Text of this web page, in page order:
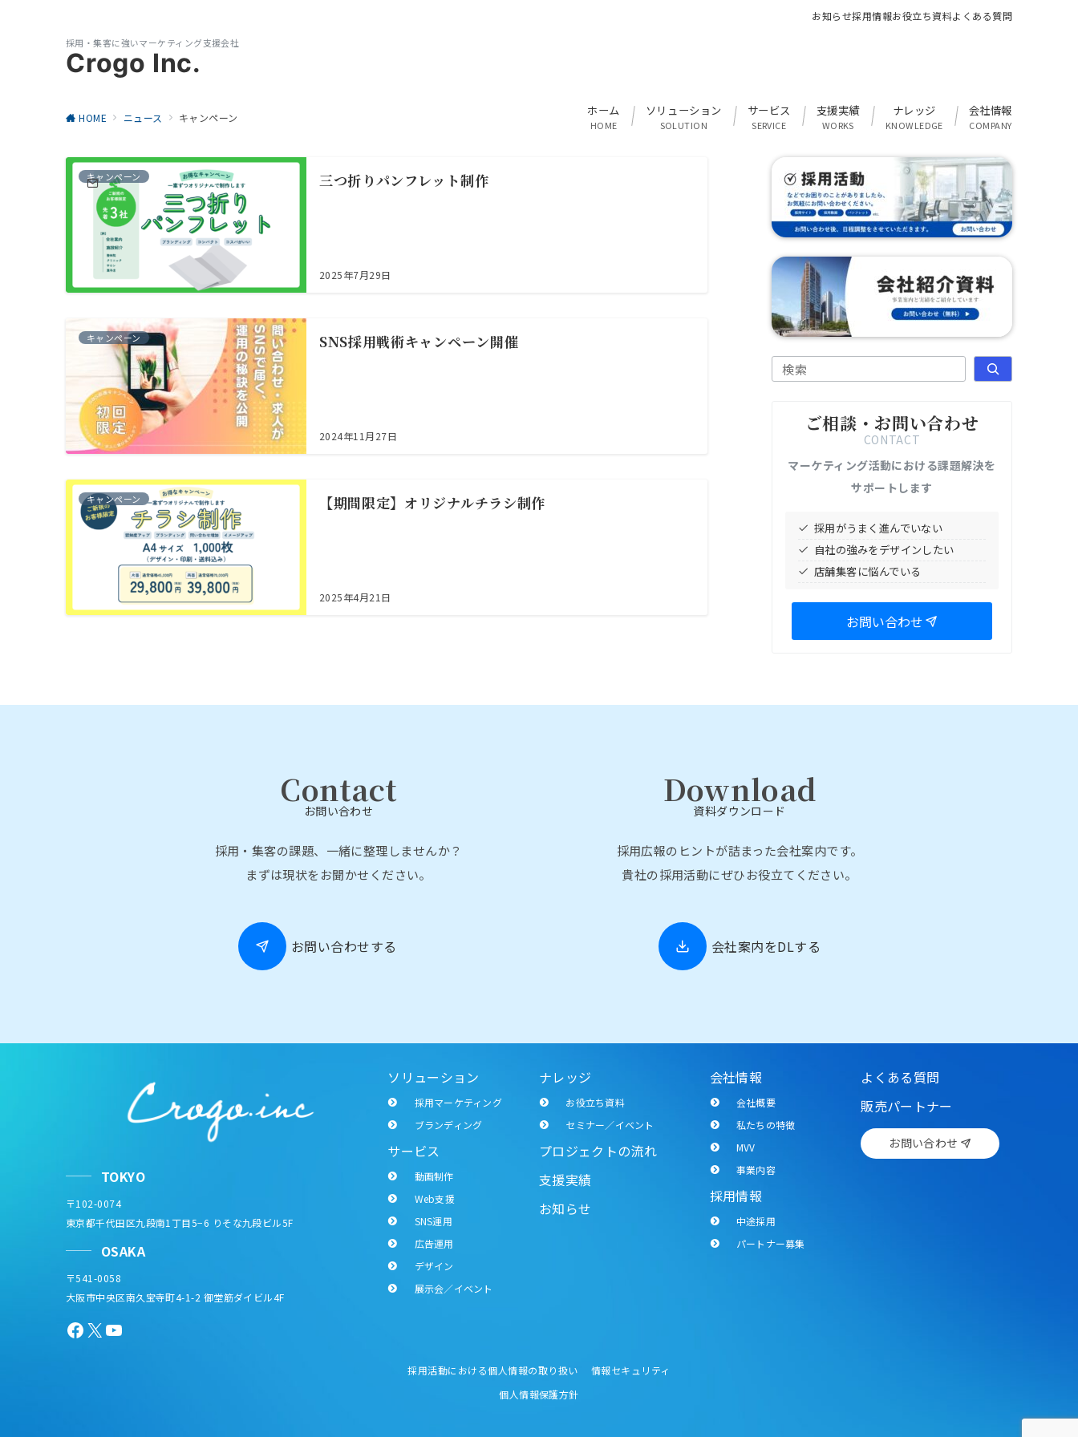
お知らせ採用情報お役立ち資料よくある質問
採用・集客に強いマーケティング支援会社
Crogo Inc.
ホーム
HOME
ソリューション
SOLUTION
サービス
SERVICE
支援実績
WORKS
ナレッジ
KNOWLEDGE
会社情報
COMPANY
HOME ニュース キャンペーン
キャンペーン 三つ折りパンフレット制作
2025年7月29日
キャンペーン SNS採用戦術キャンペーン開催
2024年11月27日
キャンペーン 【期間限定】オリジナルチラシ制作
2025年4月21日
検索
ご相談・お問い合わせ
CONTACT
マーケティング活動における課題解決を
サポートします
採用がうまく進んでいない
自社の強みをデザインしたい
店舗集客に悩んでいる
お問い合わせ
Contact
お問い合わせ
採用・集客の課題、一緒に整理しませんか？
まずは現状をお聞かせください。
お問い合わせする
Download
資料ダウンロード
採用広報のヒントが詰まった会社案内です。
貴社の採用活動にぜひお役立てください。
会社案内をDLする
TOKYO
〒102-0074
東京都千代田区九段南1丁目5−6 りそな九段ビル5F
OSAKA
〒541-0058
大阪市中央区南久宝寺町4-1-2 御堂筋ダイビル4F
Facebook
X YouTube
ソリューション
採用マーケティング
ブランディング
サービス
動画制作
Web支援
SNS運用
広告運用
デザイン
展示会／イベント
ナレッジ
お役立ち資料
セミナー／イベント
プロジェクトの流れ
支援実績
お知らせ
会社情報
会社概要
私たちの特徴
MVV
事業内容
採用情報
中途採用
パートナー募集
よくある質問
販売パートナー
お問い合わせ
採用活動における個人情報の取り扱い
情報セキュリティ
個人情報保護方針